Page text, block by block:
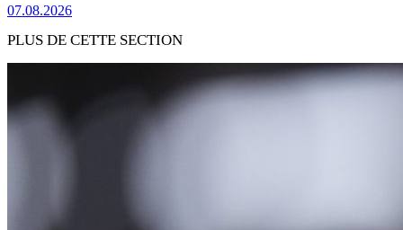
07.08.2026
PLUS DE CETTE SECTION